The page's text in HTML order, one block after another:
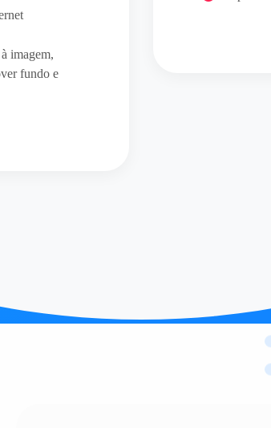
imagem,
fundo e